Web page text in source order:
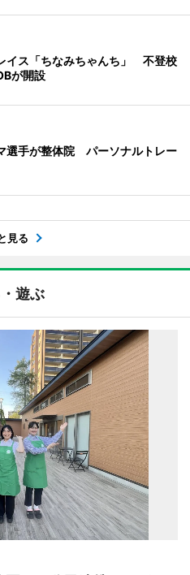
イス「ちなみちゃんち」 不登校
が開設
選手が整体院 パーソナルトレー
見る
遊ぶ